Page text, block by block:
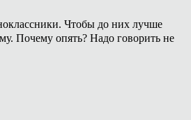
Чтобы до них лучше
Почему опять? Надо говорить не